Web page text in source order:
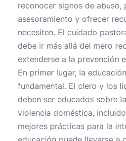
reconocer signos de abuso,
asesoramiento y ofrecer
necesiten. El cuidado
debe ir más allá del mero
extenderse a la prevención
En primer lugar, la
fundamental. El clero y los
deben ser educados sobre
violencia doméstica,
mejores prácticas para la